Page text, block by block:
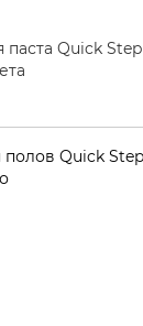
паста Quick Step